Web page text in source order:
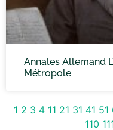
Annales Allemand
Métropole
1 2 3 4 11 21 31 41 51
110